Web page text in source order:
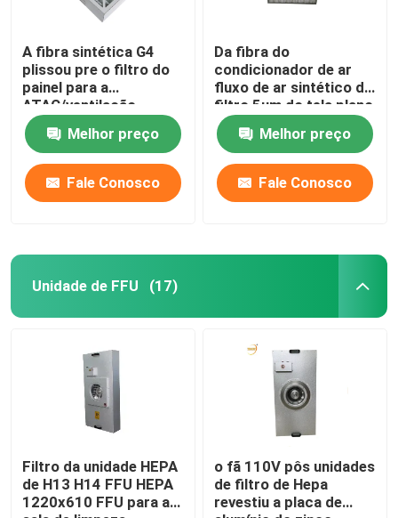
A fibra sintética G4
plissou pre o filtro do
painel para a
ATAC/ventilação
Melhor preço
Fale Conosco
Da fibra do
condicionador de ar
fluxo de ar sintético do
filtro 5um do tela plano
pre grande
Melhor preço
Fale Conosco
Unidade de FFU (17)
Filtro da unidade HEPA
de H13 H14 FFU HEPA
1220x610 FFU para a
o fã 110V pôs unidades
de filtro de Hepa
revestiu a placa de